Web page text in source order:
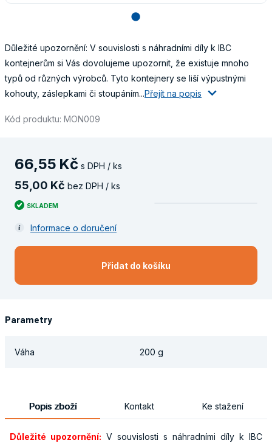
lens
Důležité upozornění: V souvislosti s náhradními díly k IBC
kontejnerům si Vás dovolujeme upozornit, že existuje mnoho
typů od různých výrobců. Tyto kontejnery se liší výpustnými
kohouty, záslepkami či stoupáním...Přejít na popis
Kód produktu: MON009
66,55 Kč s DPH / ks
55 00 Kč bez DPH / ks
SKLADEM
Informace o doručení
Přidat do košíku
Parametry
Váha 200 g
Popis zboží Kontakt Ke stažení
Důležité upozornění: V souvislosti s náhradními díly k IBC